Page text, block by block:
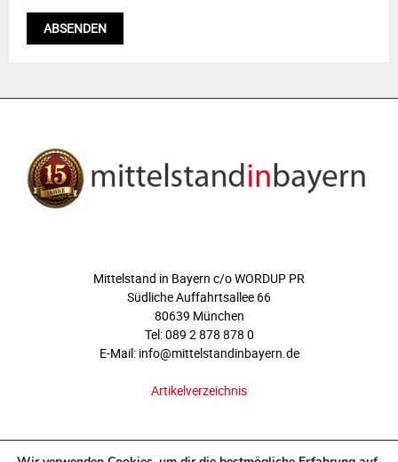
Mittelstand in Bayern c/o WORDUP PR
Südliche Auffahrtsallee 66
80639 München
Tel: 089 2 878 878 0
E-Mail: info@mittelstandinbayern.de
Artikelverzeichnis